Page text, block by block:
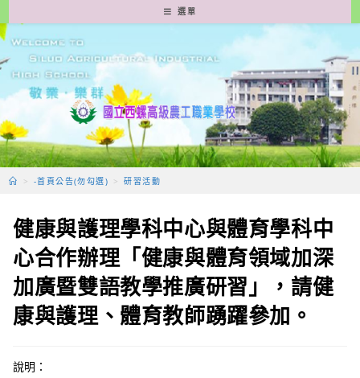
轉
至
要
容
選單
> -首頁公告(勿勾選) > 研習活動
健康與護理學科中心與體育學科中
心合作辦理「健康與體育領域加深
加廣暨雙語教學推廣研習」，請健
康與護理、體育教師踴躍參加。
說明：